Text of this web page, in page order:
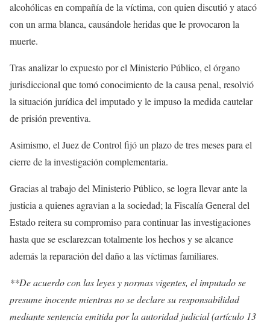
alcohólicas en compañía de la víctima, con quien discutió y atacó
con un arma blanca, causándole heridas que le provocaron la
muerte.
Tras analizar lo expuesto por el Ministerio Público, el órgano
jurisdiccional que tomó conocimiento de la causa penal, resolvió
la situación jurídica del imputado y le impuso la medida cautelar
de prisión preventiva.
Asimismo, el Juez de Control fijó un plazo de tres meses para el
cierre de la investigación complementaria.
Gracias al trabajo del Ministerio Público, se logra llevar ante la
justicia a quienes agravian a la sociedad; la Fiscalía General del
Estado reitera su compromiso para continuar las investigaciones
hasta que se esclarezcan totalmente los hechos y se alcance
además la reparación del daño a las víctimas familiares.
**De acuerdo con las leyes y normas vigentes, el imputado se
presume inocente mientras no se declare su responsabilidad
mediante sentencia emitida por la autoridad judicial (artículo 13